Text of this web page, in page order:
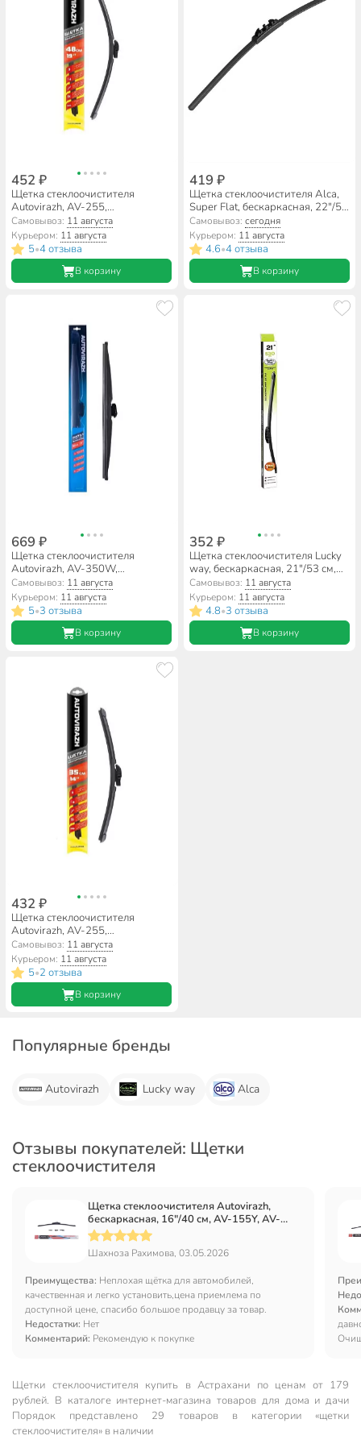
452 ₽
Щетка стеклоочистителя
Autovirazh, AV-255,
бескаркасная, мультиадаптер,
19"/48 см, AV-001917
Самовывоз: 11 августа
Курьером: 11 августа
5•4 отзыва
В корзину
419 ₽
Щетка стеклоочистителя Alca,
Super Flat, бескаркасная, 22"/56
см, 052000
Самовывоз: сегодня
Курьером: 11 августа
4.6•4 отзыва
В корзину
669 ₽
Щетка стеклоочистителя
Autovirazh, AV-350W,
каркасная, 21"/53 см, зимняя,
AV-002133
Самовывоз: 11 августа
Курьером: 11 августа
5•3 отзыва
В корзину
352 ₽
Щетка стеклоочистителя Lucky
way, бескаркасная, 21"/53 см,
SCHET160
Самовывоз: 11 августа
Курьером: 11 августа
4.8•3 отзыва
В корзину
432 ₽
Щетка стеклоочистителя
Autovirazh, AV-255,
бескаркасная, мультиадаптер,
14"/35 см, AV-001417
Самовывоз: 11 августа
Курьером: 11 августа
5•2 отзыва
В корзину
Популярные бренды
Autovirazh Lucky way Alca
Отзывы покупателей: Щетки
стеклоочистителя
Щетка стеклоочистителя Autovirazh,
бескаркасная, 16"/40 см, AV-155Y, AV-
001615
Шахноза Рахимова, 03.05.2026
Преимущества: Неплохая щётка для автомобилей,
качественная и легко установить,цена приемлема по
доступной цене, спасибо большое продавцу за товар.
Недостатки: Нет
Комментарий: Рекомендую к покупке
Щетки стеклоочистителя купить в Астрахани по ценам от 179
рублей. В каталоге интернет-магазина товаров для дома и дачи
Порядок представлено 29 товаров в категории «щетки
стеклоочистителя» в наличии